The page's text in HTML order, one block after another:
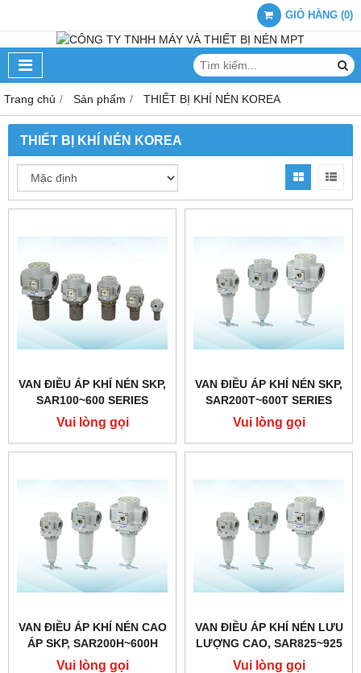
GIỎ HÀNG (0)
Trang chủ Sản phẩm THIẾT BỊ KHÍ NÉN KOREA
THIẾT BỊ KHÍ NÉN KOREA
VAN ĐIỀU ÁP KHÍ NÉN SKP,
SAR100~600 SERIES
Vui lòng gọi
VAN ĐIỀU ÁP KHÍ NÉN SKP,
SAR200T~600T SERIES
Vui lòng gọi
VAN ĐIỀU ÁP KHÍ NÉN CAO
ÁP SKP, SAR200H~600H
SERIES
Vui lòng gọi
VAN ĐIỀU ÁP KHÍ NÉN LƯU
LƯỢNG CAO, SAR825~925
SERIES
Vui lòng gọi